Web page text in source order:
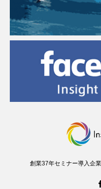
創業37年セミナー導入企